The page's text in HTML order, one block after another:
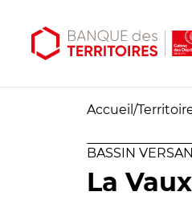
Accueil /
BASSIN
La